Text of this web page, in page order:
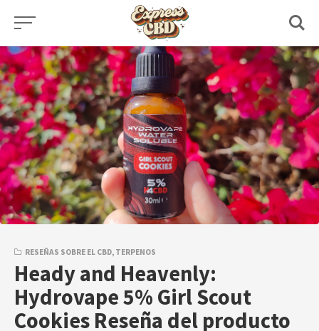
Skip
content
RESEÑAS SOBRE EL CBD, TERPENOS
Heady and Heavenly:
Hydrovape 5% Girl Scout
Cookies Reseña del producto